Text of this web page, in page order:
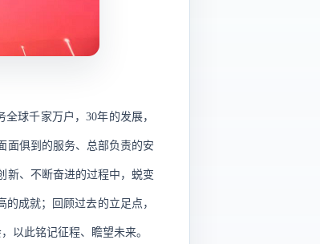
球千家万户，30年的发展，
面俱到的服务、总部负责的安
新、不断奋进的过程中，蜕变
成就；回顾过去的立足点，
以此铭记征程、瞻望未来。